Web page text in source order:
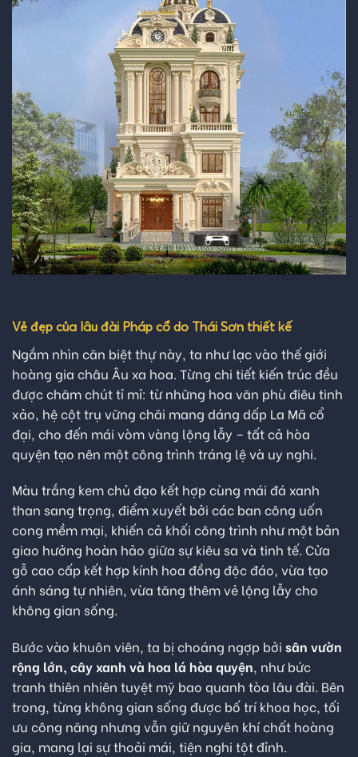
Vẻ đẹp của lâu đài Pháp cổ do Thái Sơn thiết kế
Ngắm nhìn căn biệt thự này, ta như lạc vào thế giới
hoàng gia châu Âu xa hoa. Từng chi tiết kiến trúc đều
được chăm chút tỉ mỉ: từ những hoa văn phù điêu tinh
xảo, hệ cột trụ vững chãi mang dáng dấp La Mã cổ
đại, cho đến mái vòm vàng lộng lẫy – tất cả hòa
quyện tạo nên một công trình tráng lệ và uy nghi.
Màu trắng kem chủ đạo kết hợp cùng mái đá xanh
than sang trọng, điểm xuyết bởi các ban công uốn
cong mềm mại, khiến cả khối công trình như một bản
giao hưởng hoàn hảo giữa sự kiêu sa và tinh tế. Cửa
gỗ cao cấp kết hợp kính hoa đồng độc đáo, vừa tạo
ánh sáng tự nhiên, vừa tăng thêm vẻ lộng lẫy cho
không gian sống.
Bước vào khuôn viên, ta bị choáng ngợp bởi sân vườn
rộng lớn, cây xanh và hoa lá hòa quyện, như bức
tranh thiên nhiên tuyệt mỹ bao quanh tòa lâu đài. Bên
trong, từng không gian sống được bố trí khoa học, tối
ưu công năng nhưng vẫn giữ nguyên khí chất hoàng
gia, mang lại sự thoải mái, tiện nghi tột đỉnh.